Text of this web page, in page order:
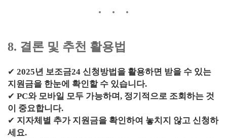
8. 결론 및 추천 활용법
✔ 2025년 보조금24 신청방법을 활용하면 받을 수 있는
지원금을 한눈에 확인할 수 있습니다.
✔ PC와 모바일 모두 가능하며, 정기적으로 조회하는 것
이 중요합니다.
✔ 지자체별 추가 지원금을 확인하여 놓치지 않고 신청하
세요.